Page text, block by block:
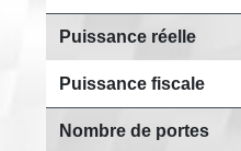
Puissance réelle
Puissance fiscale
Nombre de portes